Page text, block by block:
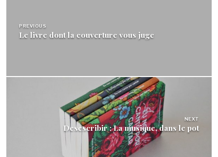
l’article
PREVIOUS
Le livre dont la couverture vous juge
NEXT
Desescribir : La musique, dans le pot